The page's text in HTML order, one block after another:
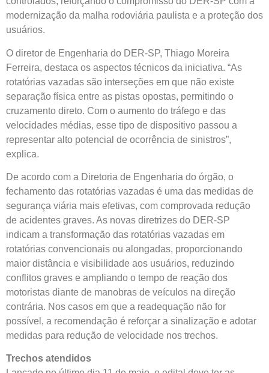
modernização da malha rodoviária paulista e a proteção dos
usuários.
O diretor de Engenharia do DER-SP, Thiago Moreira
Ferreira, destaca os aspectos técnicos da iniciativa. “As
rotatórias vazadas são interseções em que não existe
separação física entre as pistas opostas, permitindo o
cruzamento direto. Com o aumento do tráfego e das
velocidades médias, esse tipo de dispositivo passou a
representar alto potencial de ocorrência de sinistros”,
explica.
De acordo com a Diretoria de Engenharia do órgão, o
fechamento das rotatórias vazadas é uma das medidas de
segurança viária mais efetivas, com comprovada redução
de acidentes graves. As novas diretrizes do DER-SP
indicam a transformação das rotatórias vazadas em
rotatórias convencionais ou alongadas, proporcionando
maior distância e visibilidade aos usuários, reduzindo
conflitos graves e ampliando o tempo de reação dos
motoristas diante de manobras de veículos na direção
contrária. Nos casos em que a readequação não for
possível, a recomendação é reforçar a sinalização e adotar
medidas para redução de velocidade nos trechos.
Trechos atendidos